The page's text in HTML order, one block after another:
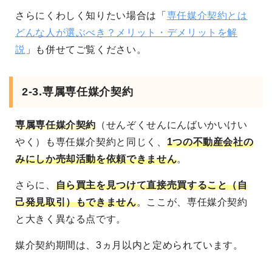
さらにくわしく知りたい場合は「 専任媒介契約とは
どんな人が選ぶべき？メリット・デメリットを解
説 」も併せてご覧ください。
2-3.専属専任媒介契約
専属専任媒介契約 （せんぞくせんにんばいかいけい
やく）も専任媒介契約と同じく、 1つの不動産会社の
みにしか売却活動を依頼できません。
さらに、 自ら買主を見つけて直接売買すること（自
己発見取引）もできません。ここが、専任媒介契約
と大きく異なる点です。
媒介契約期間は、3ヵ月以内と定められています。